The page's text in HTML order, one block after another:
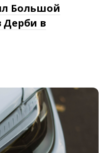
Большой
Дерби в